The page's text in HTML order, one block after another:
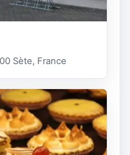
Sète, France